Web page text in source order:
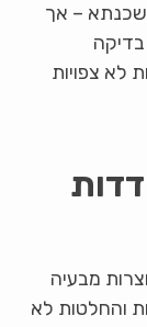
– אך
לא צפויות
מבעיה
והחלטות לא